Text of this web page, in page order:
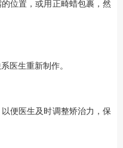
位置，或用正畸蜡包裹，然
医生重新制作。
便医生及时调整矫治力，保